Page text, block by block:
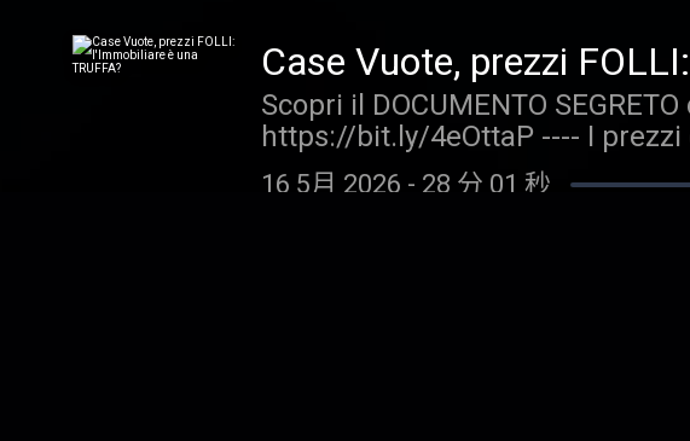
raccomandazione
professionale. La Affari Miei
intraprese dai fruitori dei
FINE DISCLAIMER +++
guideremo nella scelta delle
valutazione Un titolo da
sessione gratuita con il team di
adatte a te: https://bit.ly/
Case Vuote, prezzi
Scopri il DOCUMENTO
https://bit.ly/4eOttaP ---- I
tanti appartamenti vuoti e
diverse? Oggi parliamo di
16 5月 2026 - 28 分 01 秒